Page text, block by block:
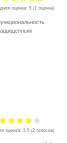
оценка:5 (1 оценка)
оценка:3.5 (2 голосов)